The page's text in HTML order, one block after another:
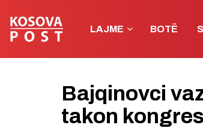
LAJME BOTË
Bajqinovci
takon